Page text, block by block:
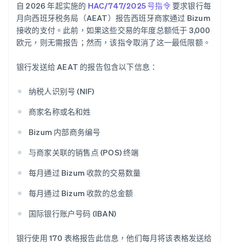
自 2026 年起实施的 HAC/747/2025 号指令 要求银行每
月向西班牙税务局（AEAT）报告西班牙商家通过 Bizum
接收的支付。此前，如果这些交易的年度总额低于 3,000
欧元，则无需报告；然而，该指令取消了这一最低限额。
银行发送给 AEAT 的报告包含以下信息：
纳税人识别号 (NIF)
商家名称或名和姓
Bizum 内部商务编号
与商家关联的销售点 (POS) 终端
每月通过 Bizum 收款的交易数量
每月通过 Bizum 收款的总金额
国际银行账户号码 (IBAN)
银行使用 170 表格报告此信息，他们每月将该表格发送给